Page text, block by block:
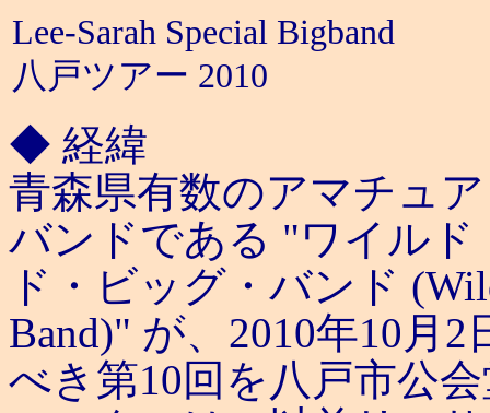
Lee-Sarah Special Bigband
八戸ツアー 2010
◆ 経緯
青森県有数のアマチュ
バンドである "ワイルド
ド・ビッグ・バンド
Band)" が、2010年10月2
べき第10回を八戸市公